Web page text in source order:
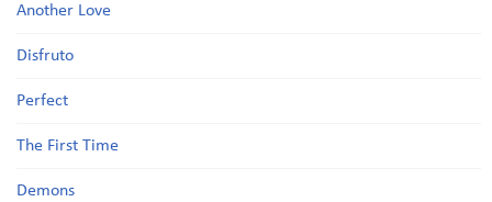
Another Love
Disfruto
Perfect
The First Time
Demons